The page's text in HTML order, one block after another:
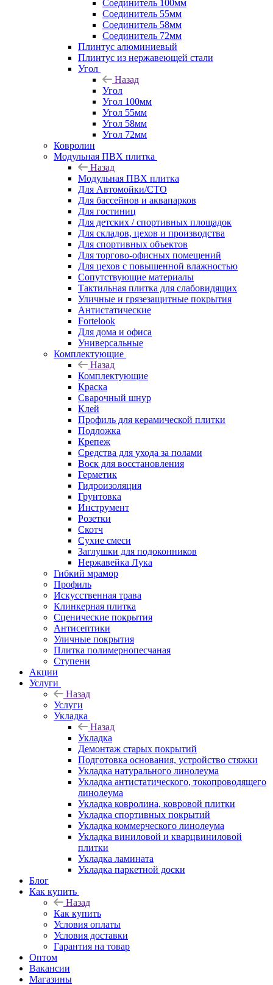
Соединитель 100мм
Соединитель 55мм
Соединитель 58мм
Соединитель 72мм
Плинтус алюминиевый
Плинтус из нержавеющей стали
Угол
Назад
Угол
Угол 100мм
Угол 55мм
Угол 58мм
Угол 72мм
Ковролин
Модульная ПВХ плитка
Назад
Модульная ПВХ плитка
Для Автомойки/СТО
Для бассейнов и аквапарков
Для гостиниц
Для детских / спортивных площадок
Для складов, цехов и производства
Для спортивных объектов
Для торгово-офисных помещений
Для цехов с повышенной влажностью
Сопутствующие материалы
Тактильная плитка для слабовидящих
Уличные и грязезащитные покрытия
Антистатические
Fortelook
Для дома и офиса
Универсальные
Комплектующие
Назад
Комплектующие
Краска
Сварочный шнур
Клей
Профиль для керамической плитки
Подложка
Крепеж
Средства для ухода за полами
Воск для восстановления
Герметик
Гидроизоляция
Грунтовка
Инструмент
Розетки
Скотч
Сухие смеси
Заглушки для подоконников
Нержавейка Лука
Гибкий мрамор
Профиль
Искусственная трава
Клинкерная плитка
Сценические покрытия
Антисептики
Уличные покрытия
Плитка полимернопесчаная
Ступени
Акции
Услуги
Назад
Услуги
Укладка
Назад
Укладка
Демонтаж старых покрытий
Подготовка основания, устройство стяжки
Укладка натурального линолеума
Укладка антистатического, токопроводящего
линолеума
Укладка ковролина, ковровой плитки
Укладка спортивных покрытий
Укладка коммерческого линолеума
Укладка виниловой и кварцвиниловой
плитки
Укладка ламината
Укладка паркетной доски
Блог
Как купить
Назад
Как купить
Условия оплаты
Условия доставки
Гарантия на товар
Оптом
Вакансии
Магазины